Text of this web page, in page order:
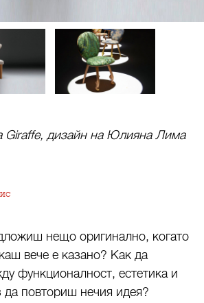
Giraffe, дизайн на Юлияна Лима
нещо оригинално, когато
вече е казано? Как да
функционалност, естетика и
да повториш нечия идея?